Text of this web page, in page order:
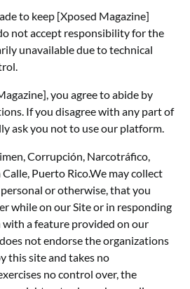
to keep [Xposed Magazine]
not accept responsibility for the
unavailable due to technical
you agree to abide by
If you disagree with any part of
ask you not to use our platform.
Corrupción, Narcotráfico,
Calle, Puerto Rico.We may collect
or otherwise, that you
while on our Site or in responding
a feature provided on our
not endorse the organizations
this site and takes no
no control over, the